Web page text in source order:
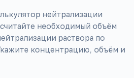
нейтрализации
необходимый объём
раствора по
концентрацию, объём и